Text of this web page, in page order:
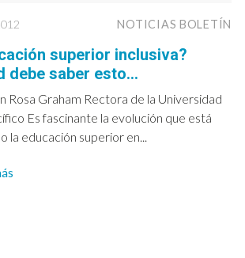
NOTICIAS BOLETÍN
superior inclusiva?
debe saber esto…
Rosa Graham Rectora de la Universidad
Es fascinante la evolución que está
la educación superior en...